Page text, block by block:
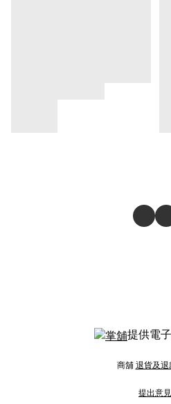
提供電
商舖 退貨及退
提出意見